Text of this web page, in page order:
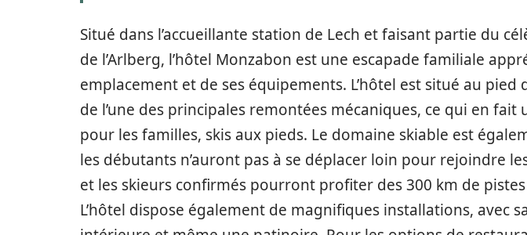
Situé dans l’accueillante station de Lech et faisant partie du
de l’Arlberg, l’hôtel Monzabon est une escapade familiale
emplacement et de ses équipements. L’hôtel est situé au pied
de l’une des principales remontées mécaniques, ce qui en fait
pour les familles, skis aux pieds. Le domaine skiable est
les débutants n’auront pas à se déplacer loin pour rejoindre
et les skieurs confirmés pourront profiter des 300 km de pistes
L’hôtel dispose également de magnifiques installations, avec